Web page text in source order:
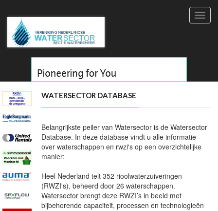
WATERSECTOR DATABASE
Belangrijkste peiler van Watersector is de Watersector
Database. In deze database vindt u alle informatie
over waterschappen en rwzi's op een overzichtelijke
manier:
Heel Nederland telt 352 rioolwaterzuiveringen
(RWZI's), beheerd door 26 waterschappen.
Watersector brengt deze RWZI’s in beeld met
bijbehorende capaciteit, processen en technologieën